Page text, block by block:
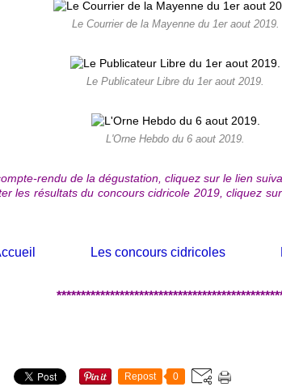
Le Courrier de la Mayenne du 1er aout 2019.
Le Publicateur Libre du 1er aout 2019.
L'Orne Hebdo du 6 aout 2019.
rendu de la dégustation, cliquez sur le lien
les résultats du concours cidricole 2019, cliquez
Les concours cidricoles
Repost 0